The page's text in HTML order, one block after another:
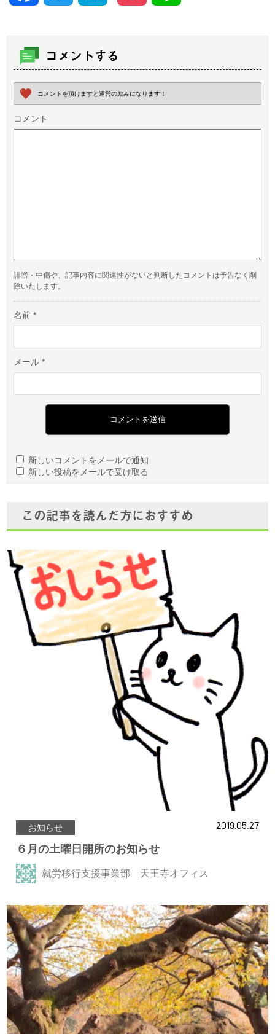
コメントする
コメントを頂けますと運営の励みになります！
コメント
誹謗・中傷や、記事内容に関連性がないと判断したコメントは予告なく削
除いたします。
名前*
メール*
新しいコメントをメールで通知
新しい投稿をメールで受け取る
この記事を読んだ方におすすめ
お知らせ 2019.05.27
６月の土曜日開所のお知らせ
就労移行支援事業部 天王寺オフィス